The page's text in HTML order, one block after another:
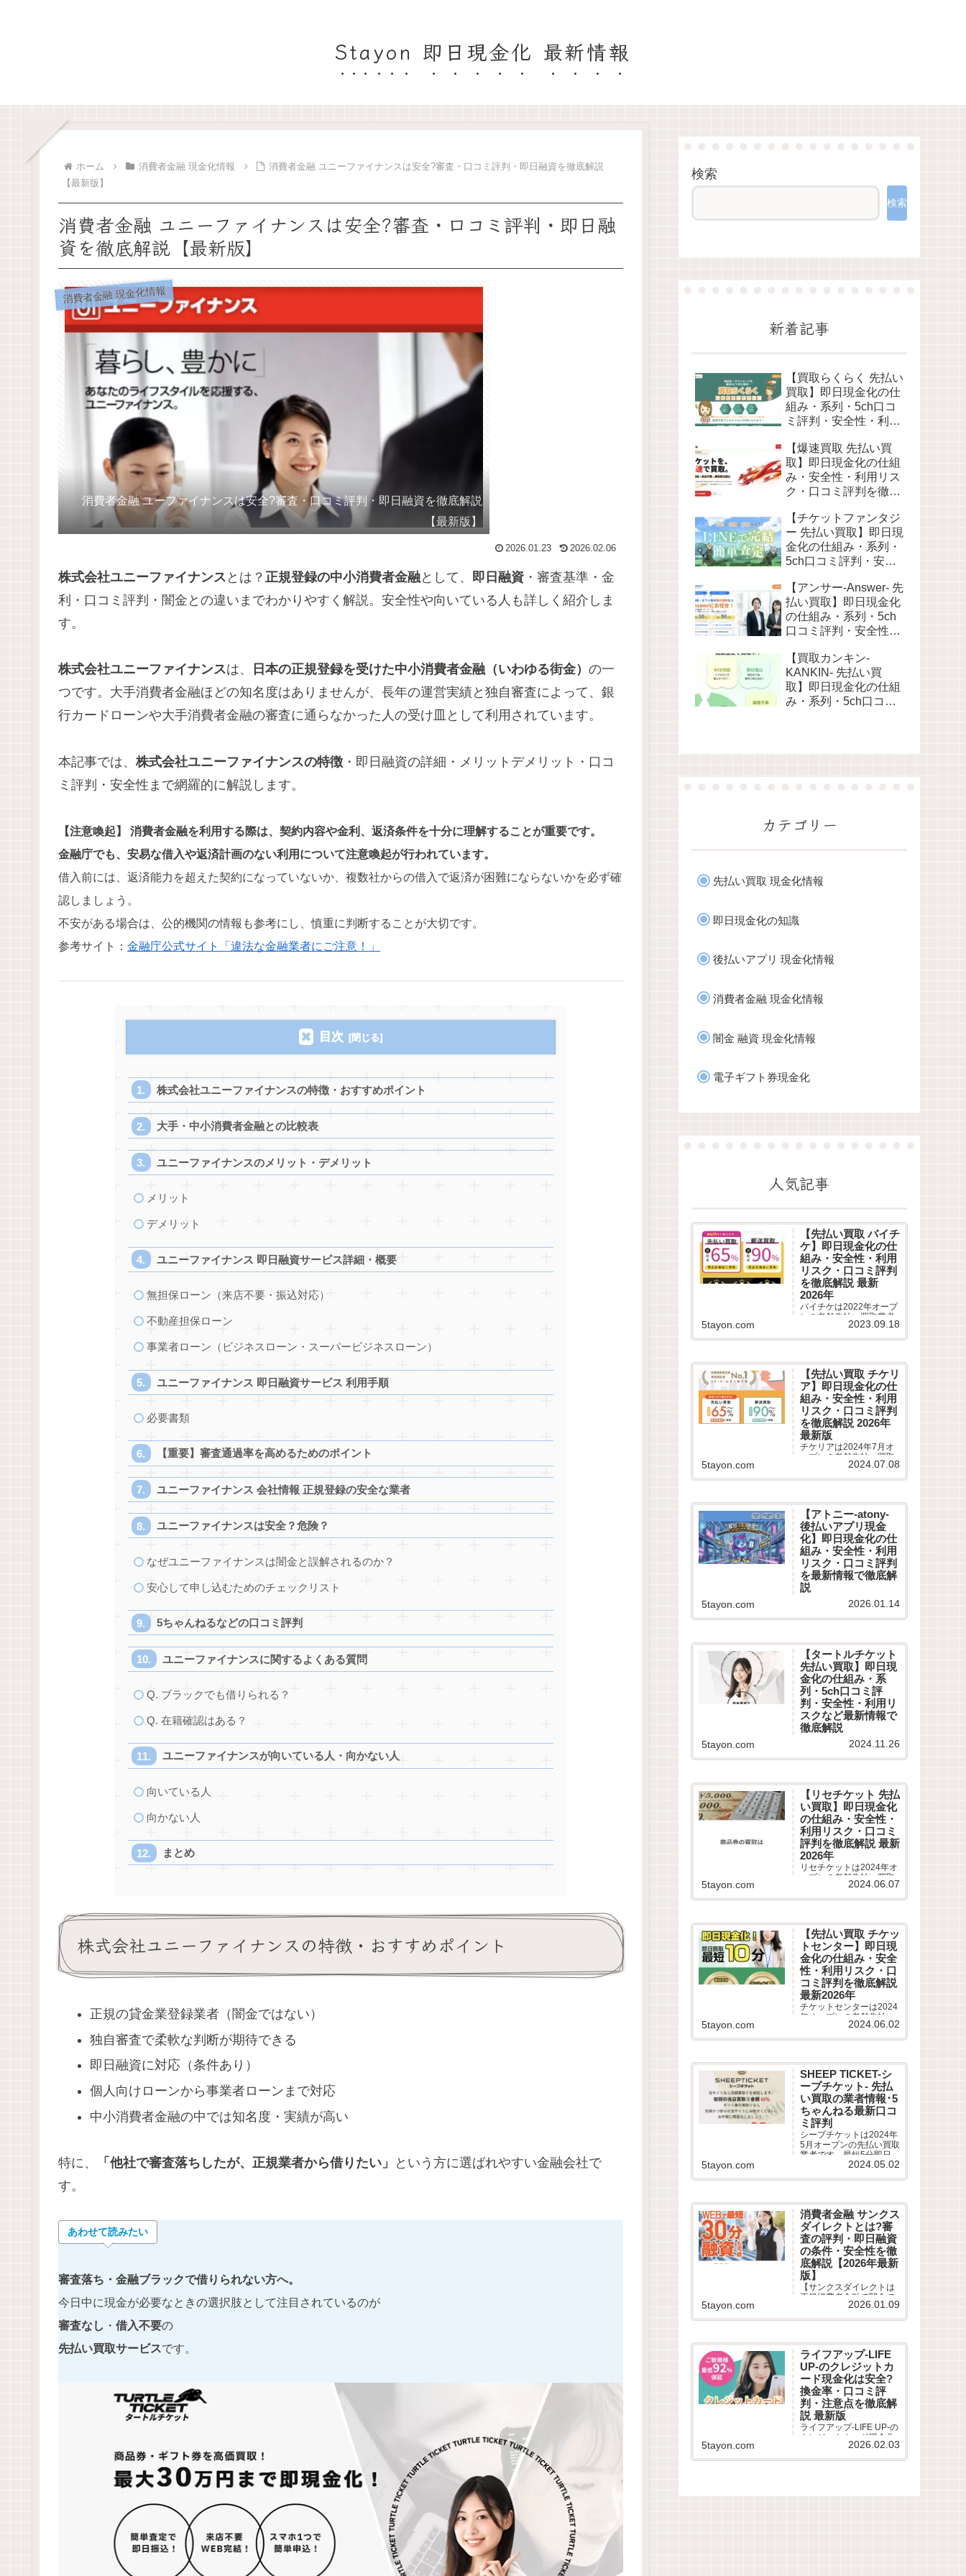
Stayon 即日現金化 最新情報
ホーム 消費者金融 現金化情報
消費者金融 ユニーファイナンスは安全?審査・口コミ評判・即日融資を徹底解説
【最新版】
消費者金融 ユニーファイナンスは安全?審査・口コミ評判・即日融
資を徹底解説【最新版】
消費者金融 現金化情報
消費者金融 ユーファイナンスは安全?審査・口コミ評判・即日融資を徹底解説
【最新版】
2026.01.23 2026.02.06
株式会社ユニーファイナンス とは？ 正規登録の中小消費者金融として、 即日融資 ・審査基準・金
利・口コミ評判・闇金との違いまでわかりやすく解説。安全性や向いている人も詳しく紹介しま
す。
株式会社ユニーファイナンスは、 日本の正規登録を受けた中小消費者金融（いわゆる街金） の一
つです。大手消費者金融ほどの知名度はありませんが、長年の運営実績と独自審査によって、銀
行カードローンや大手消費者金融の審査に通らなかった人の受け皿として利用されています。
本記事では、 株式会社ユニーファイナンスの特徴 ・即日融資の詳細・メリットデメリット・口コ
ミ評判・安全性まで網羅的に解説します。
【注意喚起】 消費者金融を利用する際は、契約内容や金利、返済条件を十分に理解することが重要です。
金融庁でも、安易な借入や返済計画のない利用について注意喚起が行われています。
借入前には、返済能力を超えた契約になっていないか、複数社からの借入で返済が困難にならないかを必ず確
認しましょう。
不安がある場合は、公的機関の情報も参考にし、慎重に判断することが大切です。
参考サイト： 金融庁公式サイト「違法な金融業者にご注意！」
目次
株式会社ユニーファイナンスの特徴・おすすめポイント
大手・中小消費者金融との比較表
ユニーファイナンスのメリット・デメリット
メリット
デメリット
ユニーファイナンス 即日融資サービス詳細・概要
無担保ローン（来店不要・振込対応）
不動産担保ローン
事業者ローン（ビジネスローン・スーパービジネスローン）
ユニーファイナンス 即日融資サービス 利用手順
必要書類
【重要】審査通過率を高めるためのポイント
ユニーファイナンス 会社情報 正規登録の安全な業者
ユニーファイナンスは安全？危険？
なぜユニーファイナンスは闇金と誤解されるのか？
安心して申し込むためのチェックリスト
5ちゃんねるなどの口コミ評判
ユニーファイナンスに関するよくある質問
Q. ブラックでも借りられる？
Q. 在籍確認はある？
ユニーファイナンスが向いている人・向かない人
向いている人
向かない人
まとめ
株式会社ユニーファイナンスの特徴・おすすめポイント
正規の貸金業登録業者（闇金ではない）
独自審査で柔軟な判断が期待できる
即日融資に対応（条件あり）
個人向けローンから事業者ローンまで対応
中小消費者金融の中では知名度・実績が高い
特に、 「他社で審査落ちしたが、正規業者から借りたい」
という方に選ばれやすい金融会社で
す。
あわせて読みたい
審査落ち・金融ブラックで借りられない方へ。
今日中に現金が必要なときの選択肢として注目されているのが
審査なし ・ 借入不要の
先払い買取サービスです。
検索
検索
新着記事
【買取らくらく 先払い
買取】即日現金化の仕
組み・系列・5ch口コ
ミ評判・安全性・利用
徹底解説
【爆速買取 先払い買
取】即日現金化の仕組
み・安全性・利用リス
ク・口コミ評判を徹底
【チケットファンタジ
ー 先払い買取】即日現
金化の仕組み・系列・
5ch口コミ評判・安全
新情報で徹底解説
【アンサー-Answer- 先
払い買取】即日現金化
の仕組み・系列・5ch
口コミ評判・安全性・
報で徹底解説
【買取カンキン-
KANKIN- 先払い買
取】即日現金化の仕組
み・系列・5ch口コミ
カテゴリー
先払い買取 現金化情報
即日現金化の知識
後払いアプリ 現金化情報
消費者金融 現金化情報
闇金 融資 現金化情報
電子ギフト券現金化
人気記事
【先払い買取 バイチ
ケ】即日現金化の仕
組み・安全性・利用
リスク・口コミ評判
を徹底解説 最新
2026年
バイチケは2022年オープ
ンの老舗先払い買取業者
です。最短10分即日現金
者の実際の口コミ評判を
徹底調査しました。LINE
完結の申込方法や特徴、
注意点など最新情報でわ
かりやすく解説します。
5tayon.com 2023.09.18
【先払い買取 チケリ
ア】即日現金化の仕
組み・安全性・利用
リスク・口コミ評判
を徹底解説 2026年
最新版
チケリアは2024年7月オ
ープンの老舗先払い買取
業者です。最短5分即日現
利用者の実際の口コミ評
判を徹底調査しました。
LINE完結の申込方法や特
徴、注意点など最新情報
でわかりやすく解説しま
す。
5tayon.com 2024.07.08
【アトニー-atony-
後払いアプリ現金
化】即日現金化の仕
組み・安全性・利用
リスク・口コミ評判
を最新情報で徹底解
説
【最大換金率90% アトニ
ー 後払いアプリ現金化】
口コミや最新情報を徹底
から最新換金率相場・振
込スピードまで詳しく紹
介します。
5tayon.com 2026.01.14
【タートルチケット
先払い買取】即日現
金化の仕組み・系
列・5ch口コミ評
判・安全性・利用リ
スクなど最新情報で
徹底解説
タートルチケットは2024
年11月オープンの老舗先
払い買取業者です。即日
報、5ちゃんねるなどから
利用者の実際の口コミ評
判を徹底調査しました。
LINE完結の申込方法や特
徴、注意点など最新情報
でわかりやすく解説しま
す。
5tayon.com 2024.11.26
【リセチケット 先払
い買取】即日現金化
の仕組み・安全性・
利用リスク・口コミ
評判を徹底解説 最新
2026年
リセチケットは2024年オ
ープンの老舗先払い買取
業者です。最短15分で即
ら利用者の実際の口コミ
評判を徹底調査しまし
た。LINE完結の申込方法
や特徴、注意点など最新
情報でわかりやすく解説
します。
5tayon.com 2024.06.07
【先払い買取 チケッ
トセンター】即日現
金化の仕組み・安全
性・利用リスク・口
コミ評判を徹底解説
最新2026年
チケットセンターは2024
年オープンの老舗先払い
買取業者です。最短10分
ミ評判を徹底調査しまし
た。LINE完結の申込方法
や特徴、注意点など最新
情報でわかりやすく解説
します。
5tayon.com 2024.06.02
SHEEP TICKET-シ
ープチケット- 先払
い買取の業者情報･5
ちゃんねる最新口コ
ミ評判
シープチケットは2024年
5月オープンの先払い買取
業者です。最短5分即日現
金化サービスの仕組みや
判を徹底調査しました。
LINE完結の申込方法や特
徴、注意点など最新情報
でわかりやすく解説しま
す。
5tayon.com 2024.05.02
消費者金融 サンクス
ダイレクトとは?審
査の評判・即日融資
の条件・安全性を徹
底解説【2026年最新
版】
【サンクスダイレクトは
正規消費者金融で闇金で
はありません】柔軟な審
有無など気になる評判を
徹底解説。審査落ちが不
安な多重債務者も必見！
最新の借入条件を公開。
5tayon.com 2026.01.09
ライフアップ-LIFE
UP-のクレジットカ
ード現金化は安全?
換金率・口コミ評
判・注意点を徹底解
説 最新版
ライフアップ-LIFE UP-の
クレジットカード現金化
サービスを徹底解説。利
5tayon.com 2026.02.03